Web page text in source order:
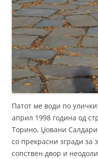
Патот ме води по
април 1998 година од
Торино, Џовани
со прекрасни згради за
сопствен двор и